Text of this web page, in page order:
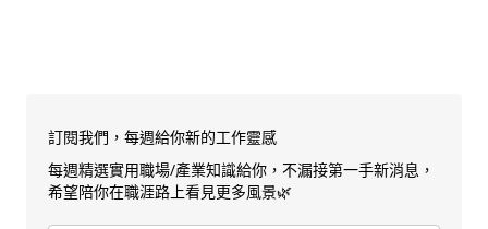
訂閱我們，每週給你新的工作靈感
每週精選實用職場/產業知識給你，不漏接第一手新消息，
希望陪你在職涯路上看見更多風景🌿